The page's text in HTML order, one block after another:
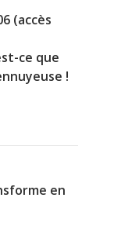
(accès
ce que
!
en